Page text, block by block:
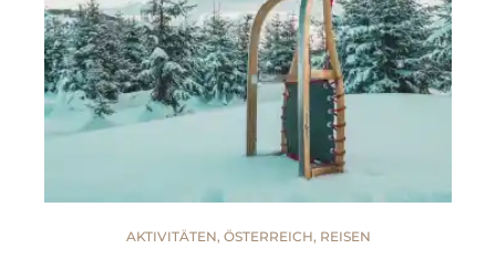
AKTIVITÄTEN, ÖSTERREICH, REISEN